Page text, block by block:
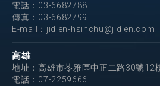
電話： 03-6682788
傳真：03-6682799
E-mail： jidien-hsinchu@jidien.com
高雄
地址：高雄市苓雅區中正二路30號12
電話： 07-2259666